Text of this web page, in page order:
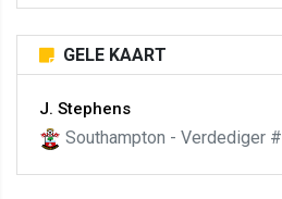
GELE KAART
J. Stephens
Southampton - Verdediger #